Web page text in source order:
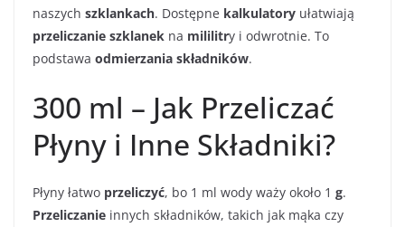
naszych szklankach. Dostępne kalkulatory ułatwiają
przeliczanie szklanek na mililitry i odwrotnie. To
podstawa odmierzania składników.
300 ml – Jak Przeliczać
Płyny i Inne Składniki?
Płyny łatwo przeliczyć, bo 1 ml wody waży około 1 g.
Przeliczanie innych składników, takich jak mąka czy